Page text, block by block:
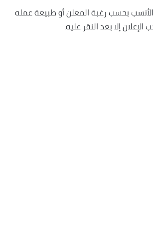
الأنسب بحسب رغبة المعلن أو طبيعة عمله
إلا بعد النقر عليه.